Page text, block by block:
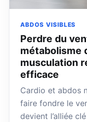
ABDOS VISIBLES
Perdre du
métabolisme
musculation
efficace
Cardio et abdos
faire fondre le
devient l’alliée